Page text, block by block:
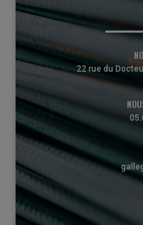
22 rue du